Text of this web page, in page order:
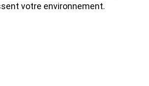
votre environnement.